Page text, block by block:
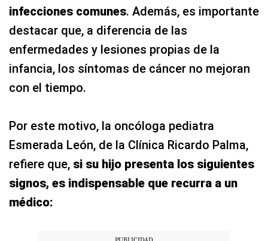
infecciones comunes. Además, es importante
destacar que, a diferencia de las
enfermedades y lesiones propias de la
infancia, los síntomas de cáncer no mejoran
con el tiempo.
Por este motivo, la oncóloga pediatra
Esmerada León, de la Clínica Ricardo Palma,
refiere que, si su hijo presenta los siguientes
signos, es indispensable que recurra a un
médico: